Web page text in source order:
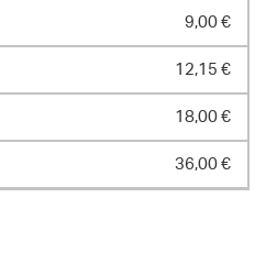
9,00 €
12,15 €
18,00 €
36,00 €